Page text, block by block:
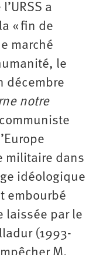
a
« fin de
marché
le
décembre
notre
militaire dans
idéologique
embourbé
laissée par le
(1993-